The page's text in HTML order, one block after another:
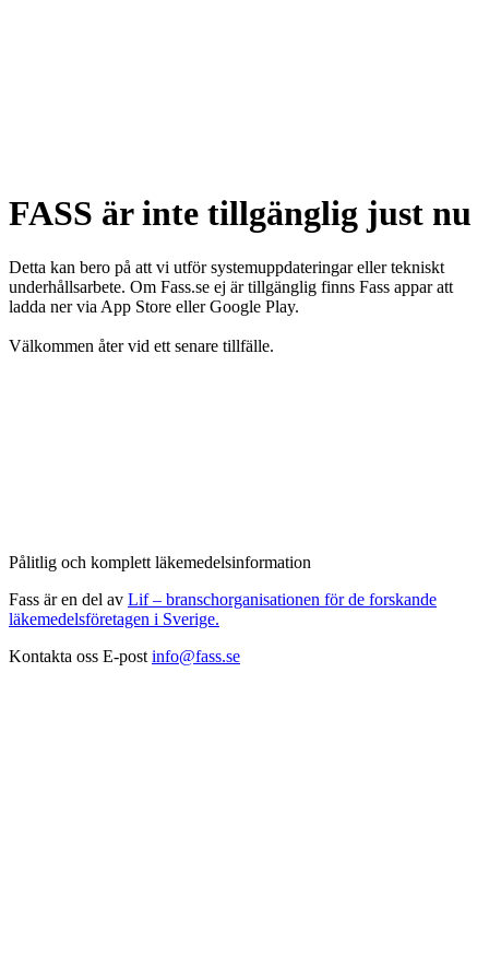
FASS är inte tillgänglig just nu
Detta kan bero på att vi utför systemuppdateringar eller tekniskt
underhållsarbete. Om Fass.se ej är tillgänglig finns Fass appar att
ladda ner via App Store eller Google Play.
Välkommen åter vid ett senare tillfälle.
Pålitlig och komplett läkemedelsinformation
Fass är en del av Lif – branschorganisationen för de forskande
läkemedelsföretagen i Sverige.
Kontakta oss E-post info@fass.se